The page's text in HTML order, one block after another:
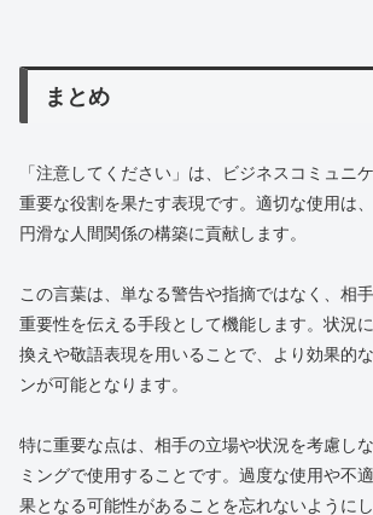
まとめ
「注意してください」は、ビジネスコミュニ
重要な役割を果たす表現です。適切な使用は
円滑な人間関係の構築に貢献します。
この言葉は、単なる警告や指摘ではなく、相
重要性を伝える手段として機能します。状況
換えや敬語表現を用いることで、より効果的
ンが可能となります。
特に重要な点は、相手の立場や状況を考慮し
ミングで使用することです。過度な使用や不
果となる可能性があることを忘れないようにし